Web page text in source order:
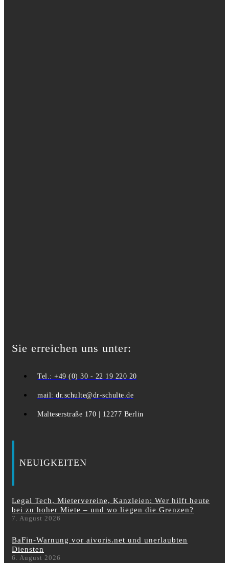
Sie erreichen uns unter:
Tel.: +49 (0) 30 - 22 19 220 20
mail: dr.schulte@dr-schulte.de
Malteserstraße 170 | 12277 Berlin
NEUIGKEITEN
Legal Tech, Mietervereine, Kanzleien: Wer hilft heute
bei zu hoher Miete – und wo liegen die Grenzen?
7. August 2026
BaFin-Warnung vor aivoris.net und unerlaubten
Diensten
6. August 2026